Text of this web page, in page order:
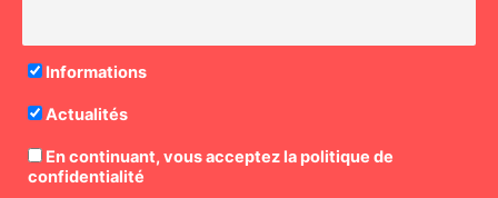
Informations
Actualités
En continuant, vous acceptez la politique de
confidentialité